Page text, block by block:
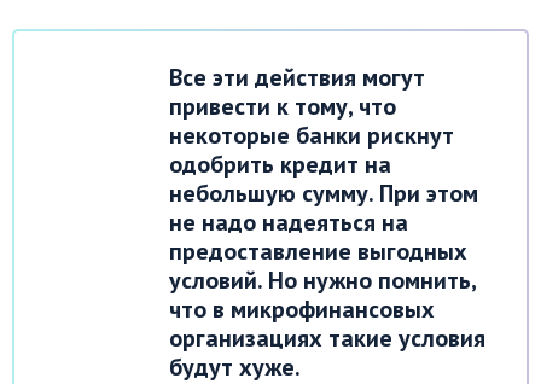
Все эти действия могут
привести к тому, что
некоторые банки рискнут
одобрить кредит на
небольшую сумму. При этом
не надо надеяться на
предоставление выгодных
условий. Но нужно помнить,
что в микрофинансовых
организациях такие условия
будут хуже.